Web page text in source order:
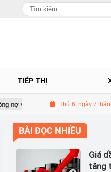
TIẾP THỊ
với ACV Ô tô Á Châu:
Thứ 6, ngày 7
BÀI ĐỌC NHIỀU
Giá
tăng